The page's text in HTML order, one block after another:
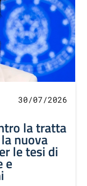
30/07/2026
la tratta
nuova
le tesi di
e